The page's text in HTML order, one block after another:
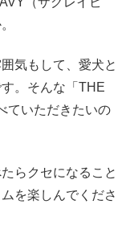
気もして、愛犬と
。そんな「THE
ていただきたいの
らクセになること
を楽しんでくださ